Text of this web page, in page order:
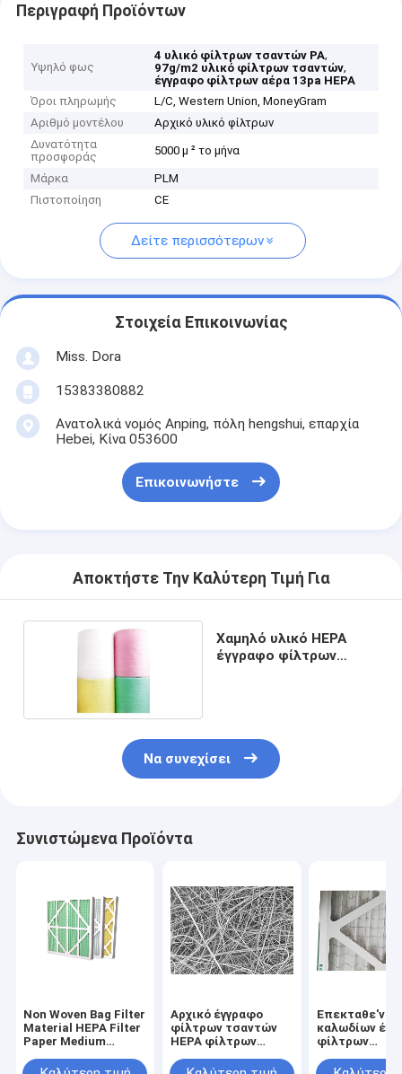
Περιγραφή Προϊόντων
Υψηλό φως
4 υλικό φίλτρων τσαντών PA,
97g/m2 υλικό φίλτρων τσαντών,
έγγραφο φίλτρων αέρα 13pa HEPA
Όροι πληρωμής
L/C, Western Union, MoneyGram
Αριθμό μοντέλου
Αρχικό υλικό φίλτρων
Δυνατότητα
προσφοράς
5000 μ ² το μήνα
Μάρκα
PLM
Πιστοποίηση
CE
Δείτε περισσότερων
Στοιχεία Επικοινωνίας
Miss. Dora
15383380882
Ανατολικά νομός Anping, πόλη hengshui, επαρχία
Hebei, Κίνα 053600
Επικοινωνήστε
Αποκτήστε Την Καλύτερη Τιμή Για
Χαμηλό υλικό HEPA
έγγραφο φίλτρων
Να συνεχίσει
Συνιστώμενα Προϊόντα
Non Woven Bag Filter
Material HEPA Filter
Paper Medium
Αρχικό έγγραφο
φίλτρων τσαντών
HEPA φίλτρων
πάχος
Επεκταθε'ν
καλωδίων
φίλτρων
φίλτρων Hepa